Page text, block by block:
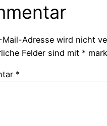
Mail-Adresse wird nicht
Felder sind mit *
*